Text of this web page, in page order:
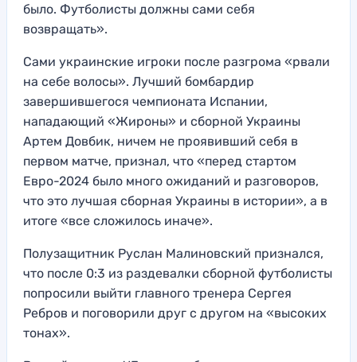
было. Футболисты должны сами себя
возвращать».
Сами украинские игроки после разгрома «рвали
на себе волосы». Лучший бомбардир
завершившегося чемпионата Испании,
нападающий «Жироны» и сборной Украины
Артем Довбик, ничем не проявивший себя в
первом матче, признал, что «перед стартом
Евро-2024 было много ожиданий и разговоров,
что это лучшая сборная Украины в истории», а в
итоге «все сложилось иначе».
Полузащитник Руслан Малиновский признался,
что после 0:3 из раздевалки сборной футболисты
попросили выйти главного тренера Сергея
Ребров и поговорили друг с другом на «высоких
тонах».